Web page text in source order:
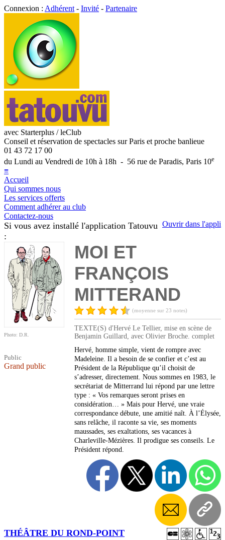
Connexion : Adhérent - Invité - Partenaire
avec Starterplus / leClub
Conseil et réservation de spectacles sur Paris et proche banlieue
01 43 72 17 00
du Lundi au Vendredi de 10h à 18h - 56 rue de Paradis, Paris 10e
≡
Accueil
Qui sommes nous
Les services offerts
Comment adhérer au club
Contactez-nous
Ouvrir dans l'appli
Si vous avez installé l'application Tatouvu
:
Photo: D.R.
Public
Grand public
MOI ET
FRANÇOIS
MITTERAND
(moyenne sur 23 notes)
TEXTE(S) d'Hervé Le Tellier, mise en scène de
Benjamin Guillard, avec Olivier Broche. complet
Hervé, homme simple, vient de rompre avec
Madeleine. Il a besoin de se confier et c’est au
Président de la République qu’il choisit de
s’adresser, directement. Nous sommes en 1983, le
secrétariat de Mitterrand lui répond par une lettre
type : « Vos remarques seront prises en
considération… » Mais pour Hervé, une vraie
correspondance débute, une amitié naît. À l’Élysée,
sans relâche, il raconte sa vie, ses moments
maussades, ses exaltations, ses vacances à
Charleville-Mézières. Il prodigue ses conseils. Le
Président répond.
THÉÂTRE DU ROND-POINT